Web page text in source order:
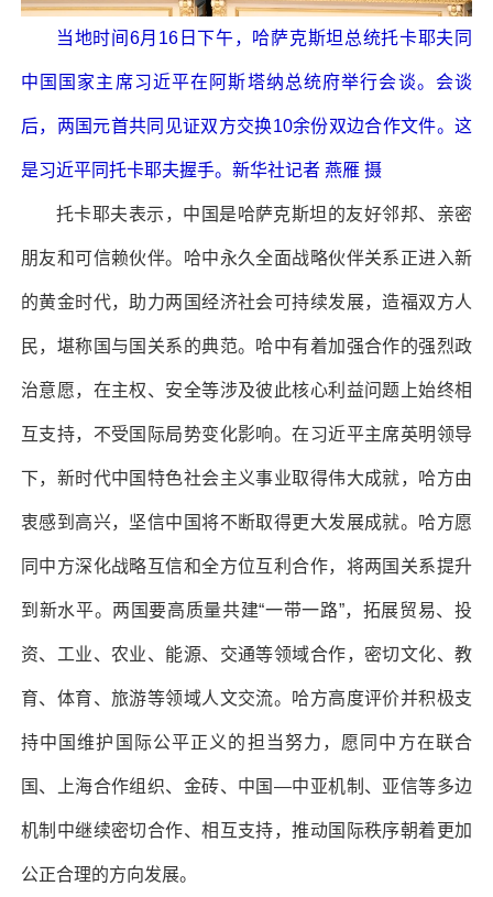
当地时间6月16日下午，哈萨克斯坦总统托卡耶夫同
中国国家主席习近平在阿斯塔纳总统府举行会谈。会谈
后，两国元首共同见证双方交换10余份双边合作文件。这
是习近平同托卡耶夫握手。新华社记者 燕雁 摄
托卡耶夫表示，中国是哈萨克斯坦的友好邻邦、亲密
朋友和可信赖伙伴。哈中永久全面战略伙伴关系正进入新
的黄金时代，助力两国经济社会可持续发展，造福双方人
民，堪称国与国关系的典范。哈中有着加强合作的强烈政
治意愿，在主权、安全等涉及彼此核心利益问题上始终相
互支持，不受国际局势变化影响。在习近平主席英明领导
下，新时代中国特色社会主义事业取得伟大成就，哈方由
衷感到高兴，坚信中国将不断取得更大发展成就。哈方愿
同中方深化战略互信和全方位互利合作，将两国关系提升
到新水平。两国要高质量共建“一带一路”，拓展贸易、投
资、工业、农业、能源、交通等领域合作，密切文化、教
育、体育、旅游等领域人文交流。哈方高度评价并积极支
持中国维护国际公平正义的担当努力，愿同中方在联合
国、上海合作组织、金砖、中国—中亚机制、亚信等多边
机制中继续密切合作、相互支持，推动国际秩序朝着更加
公正合理的方向发展。